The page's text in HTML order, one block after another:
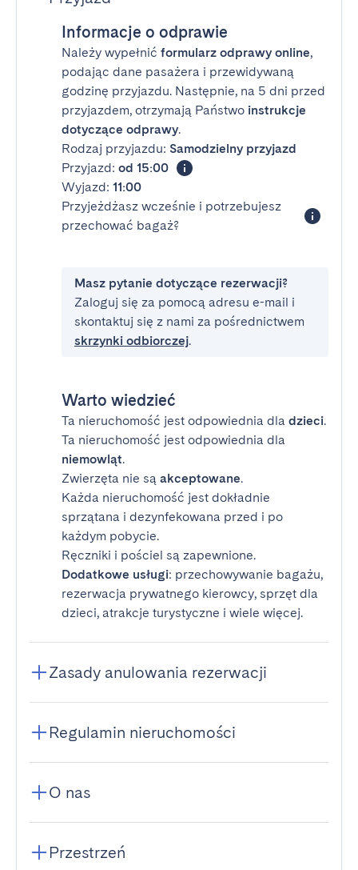
Informacje o odprawie
Należy wypełnić formularz odprawy online,
podając dane pasażera i przewidywaną
godzinę przyjazdu. Następnie, na 5 dni przed
przyjazdem, otrzymają Państwo instrukcje
dotyczące odprawy.
Rodzaj przyjazdu: Samodzielny przyjazd
Przyjazd: od 15:00
Wyjazd: 11:00
Przyjeżdżasz wcześnie i potrzebujesz
przechować bagaż?
Masz pytanie dotyczące rezerwacji?
Zaloguj się za pomocą adresu e-mail i
skontaktuj się z nami za pośrednictwem
skrzynki odbiorczej.
Warto wiedzieć
Ta nieruchomość jest odpowiednia dla dzieci.
Ta nieruchomość jest odpowiednia dla
niemowląt.
Zwierzęta nie są akceptowane.
Każda nieruchomość jest dokładnie
sprzątana i dezynfekowana przed i po
każdym pobycie.
Ręczniki i pościel są zapewnione.
Dodatkowe usługi: przechowywanie bagażu,
rezerwacja prywatnego kierowcy, sprzęt dla
dzieci, atrakcje turystyczne i wiele więcej.
Zasady anulowania rezerwacji
Regulamin nieruchomości
O nas
Przestrzeń